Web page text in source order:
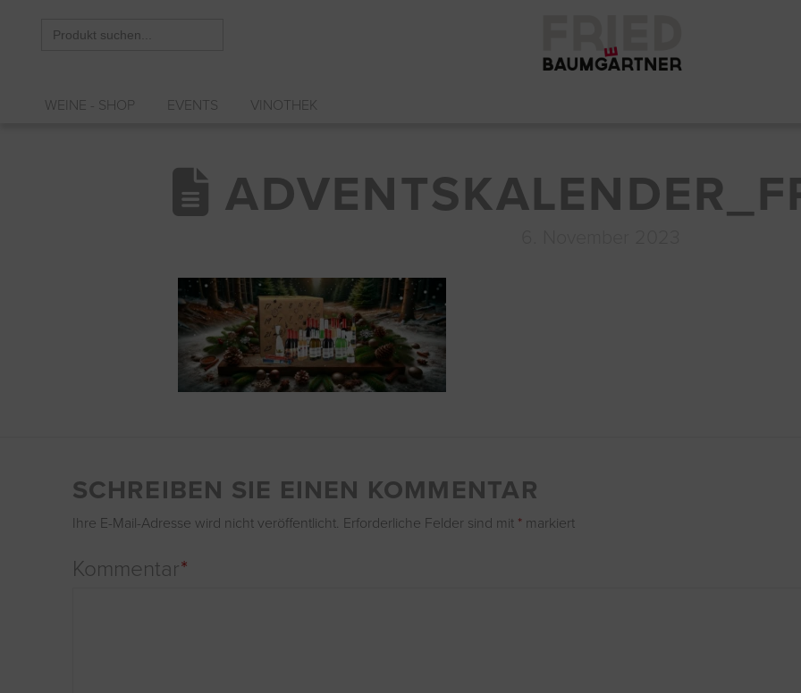
for:
WEINE - SHOP EVENTS VINOTHEK
SCHREIBEN SIE EINEN KOMMENTAR
Ihre E-Mail-Adresse wird nicht veröffentlicht. Erforderliche Felder sind mit *markiert
Kommentar*